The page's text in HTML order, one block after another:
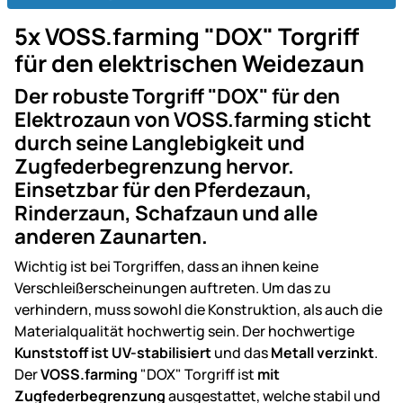
5x VOSS.farming "DOX" Torgriff
für den elektrischen Weidezaun
Der robuste Torgriff "DOX" für den
Elektrozaun von VOSS.farming sticht
durch seine Langlebigkeit und
Zugfederbegrenzung hervor.
Einsetzbar für den Pferdezaun,
Rinderzaun, Schafzaun und alle
anderen Zaunarten.
Wichtig ist bei Torgriffen, dass an ihnen keine
Verschleißerscheinungen auftreten. Um das zu
verhindern, muss sowohl die Konstruktion, als auch die
Materialqualität hochwertig sein. Der hochwertige
Kunststoff ist UV-stabilisiertund dasMetall verzinkt.
DerVOSS.farming "DOX" Torgriff ist mit
Zugfederbegrenzungausgestattet, welche stabil und